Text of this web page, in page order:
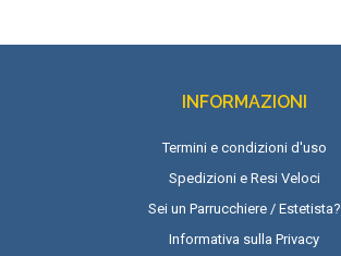
INFORMAZIONI
Termini e condizioni d'uso
Spedizioni e Resi Veloci
Sei un Parrucchiere / Estetista?
Informativa sulla Privacy